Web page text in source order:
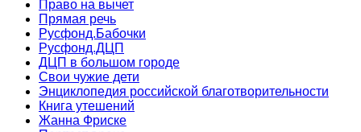
Право на вычет
Прямая речь
Русфонд.Бабочки
Русфонд.ДЦП
ДЦП в большом городе
Свои чужие дети
Энциклопедия российской благотворительности
Книга утешений
Жанна Фриске